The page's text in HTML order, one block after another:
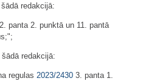
redakcijā:
2. panta 2. punktā un 11. pantā
redakcijā:
regulas 2023/2430 3. panta 1.